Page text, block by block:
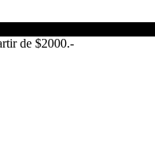
de $2000.-